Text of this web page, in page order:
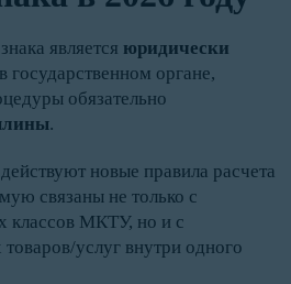
является юридически
в государственном органе,
обязательно
.
действуют новые правила расчета
связаны не только с
классов МКТУ, но и с
услуг внутри одного